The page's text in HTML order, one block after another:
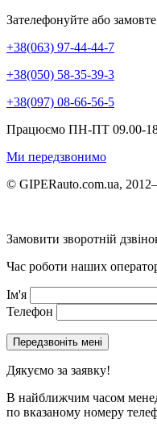
Зателефонуйте або
+38(063) 97-44-44-7
+38(050) 58-35-39-3
+38(097) 08-66-56-5
Працюємо ПН-ПТ 09.00-
Ми передзвонимо
© GIPERauto.com.ua,
Замовити зворотній
Час роботи наших
Ім'я
Телефон
Дякуємо за заявку!
В найближчим часом
по вказаному номеру